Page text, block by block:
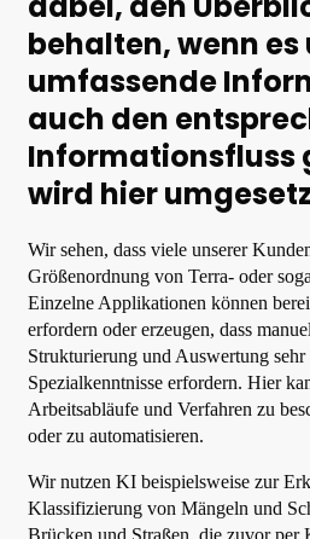
behalten, wenn
umfassende
auch den
Informationsfluss
wird hier
Wir sehen, dass viele unserer
Größenordnung von Terra- oder
Einzelne Applikationen können
erfordern oder erzeugen, dass
Strukturierung und Auswertung
Spezialkenntnisse erfordern. Hier
Arbeitsabläufe und Verfahren zu
oder zu automatisieren.
Wir nutzen KI beispielsweise zur
Klassifizierung von Mängeln und
Brücken und Straßen, die zuvor